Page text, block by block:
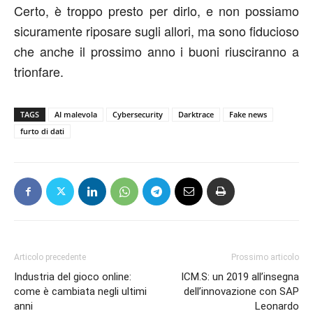
Certo, è troppo presto per dirlo, e non possiamo
sicuramente riposare sugli allori, ma sono fiducioso
che anche il prossimo anno i buoni riusciranno a
trionfare.
TAGS AI malevola Cybersecurity Darktrace
Fake news
furto di dati
Articolo precedente
Industria del gioco online:
come è cambiata negli ultimi
anni
Prossimo articolo
ICM.S: un 2019 all’insegna
dell’innovazione con SAP
Leonardo